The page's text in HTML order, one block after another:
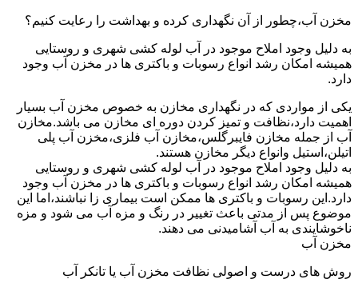
مخزن آب،چطور از آن نگهداری کرده و بهداشت را رعایت کنیم؟
به دلیل وجود املاح موجود در آب لوله کشی شهری و روستایی
همیشه امکان رشد انواع رسوبات و باکتری ها در مخزن آب وجود
دارد.
یکی از مواردی که در نگهداری مخازن به خصوص مخزن آب بسیار
اهمیت دارد،نظافت و تمیز کردن دوره ای مخازن می باشد.مخازن
آب از جمله مخازن فایبرگلس،مخازن آب فلزی،مخزن آب پلی
اتیلن،استیل وانواع دیگر مخازن هستند.
به دلیل وجود املاح موجود در آب لوله کشی شهری و روستایی
همیشه امکان رشد انواع رسوبات و باکتری ها در مخزن آب وجود
دارد.این رسوبات و باکتری ها ممکن است بیماری زا نباشند،اما این
موضوع پس از مدتی باعث تغییر در رنگ و مزه آب می شود و مزه
ناخوشایندی به آب آشامیدنی می دهند.
مخزن آب
روش های درست و اصولی نظافت مخزن آب یا تانکر آب